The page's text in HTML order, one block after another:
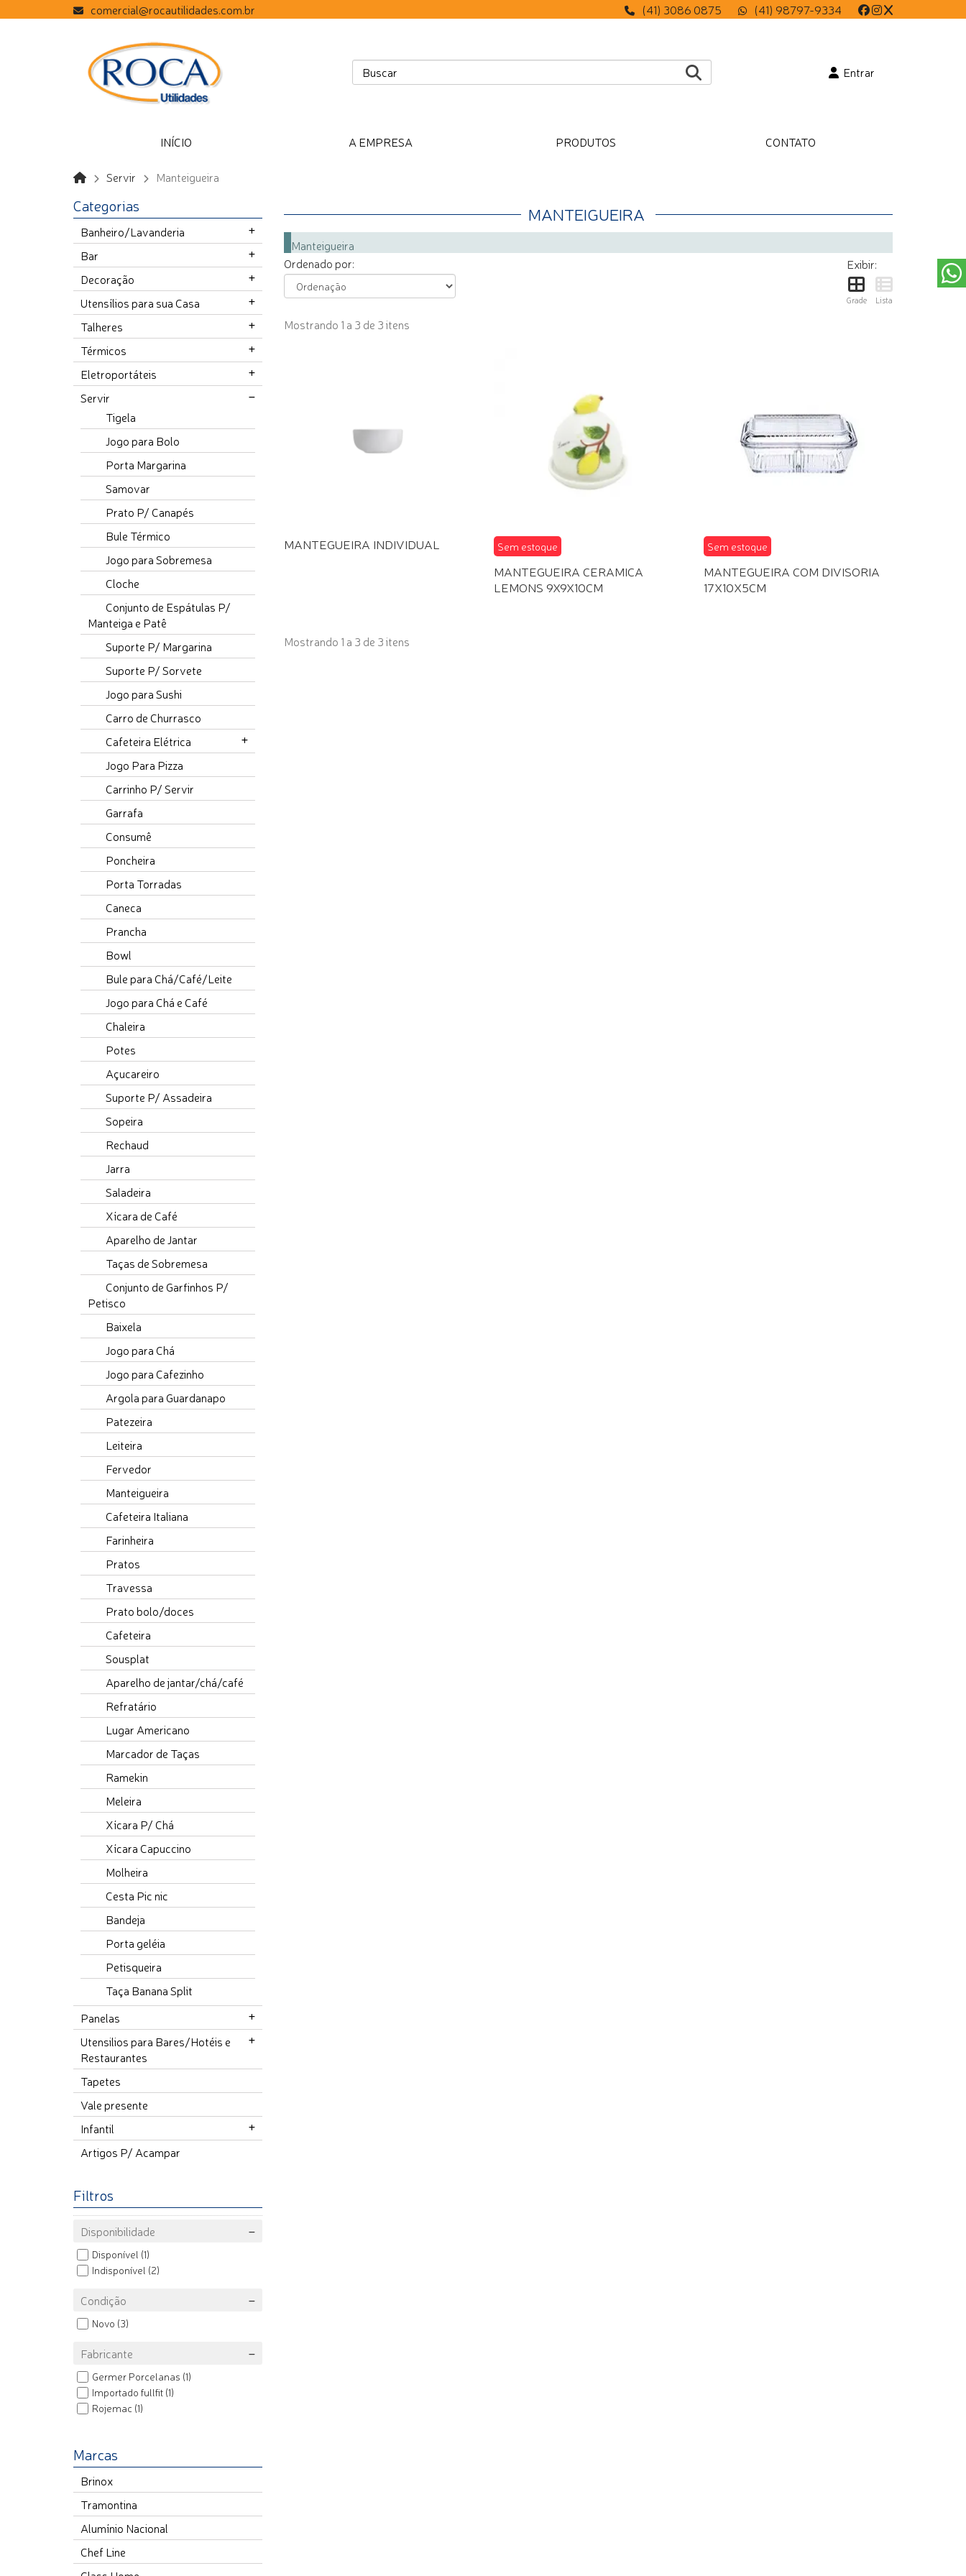
comercial@rocautilidades.com.br (41) 3086 0875 (41) 98797-9334
Entrar
INÍCIO A EMPRESA PRODUTOS CONTATO
Servir Manteigueira
Categorias
Banheiro/Lavanderia
Bar
Decoração
Utensílios para sua Casa
Talheres
Térmicos
Eletroportáteis
Servir
Tigela
Jogo para Bolo
Porta Margarina
Samovar
Prato P/ Canapés
Bule Térmico
Jogo para Sobremesa
Cloche
Conjunto de Espátulas P/
Manteiga e Patê
Suporte P/ Margarina
Suporte P/ Sorvete
Jogo para Sushi
Carro de Churrasco
Cafeteira Elétrica
Jogo Para Pizza
Carrinho P/ Servir
Garrafa
Consumê
Poncheira
Porta Torradas
Caneca
Prancha
Bowl
Bule para Chá/Café/Leite
Jogo para Chá e Café
Chaleira
Potes
Açucareiro
Suporte P/ Assadeira
Sopeira
Rechaud
Jarra
Saladeira
Xícara de Café
Aparelho de Jantar
Taças de Sobremesa
Conjunto de Garfinhos P/
Petisco
Baixela
Jogo para Chá
Jogo para Cafezinho
Argola para Guardanapo
Patezeira
Leiteira
Fervedor
Manteigueira
Cafeteira Italiana
Farinheira
Pratos
Travessa
Prato bolo/doces
Cafeteira
Sousplat
Aparelho de jantar/chá/café
Refratário
Lugar Americano
Marcador de Taças
Ramekin
Meleira
Xícara P/ Chá
Xícara Capuccino
Molheira
Cesta Pic nic
Bandeja
Porta geléia
Petisqueira
Taça Banana Split
Panelas
Utensilios para Bares/Hotéis e
Restaurantes
Tapetes
Vale presente
Infantil
Artigos P/ Acampar
Filtros
Disponibilidade
Disponível (1)
Indisponível (2)
Condição
Novo (3)
Fabricante
Germer Porcelanas (1)
Importado fullfit (1)
Rojemac (1)
Marcas
Brinox
Tramontina
Alumínio Nacional
Chef Line
MANTEIGUEIRA
Manteigueira
Exibir:
Grade Lista
Ordenado por:
Mostrando 1 a 3 de 3 itens
MANTEGUEIRA INDIVIDUAL Sem estoque
MANTEGUEIRA CERAMICA
LEMONS 9X9X10CM
Sem estoque
MANTEGUEIRA COM DIVISORIA
17X10X5CM
Mostrando 1 a 3 de 3 itens